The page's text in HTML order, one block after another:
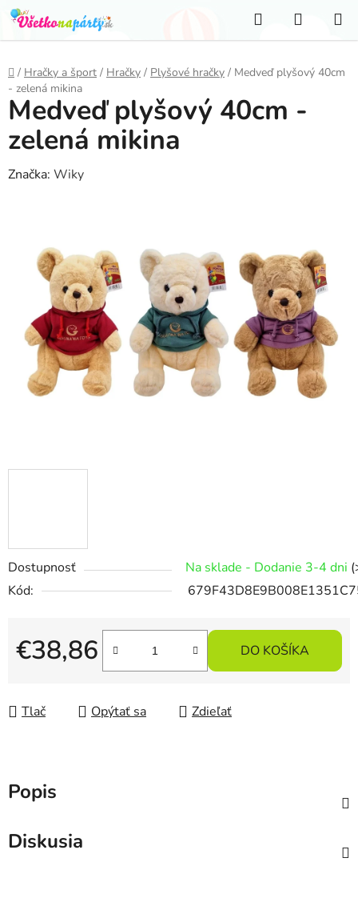
Prejsť
na
obsah
Hľadať
KOŠÍK
Domov
/ Hračky a šport / Hračky / Plyšové hračky / Medveď plyšový 40cm
- zelená mikina
Dostupnosť Na sklade - Dodanie 3-4 dni
Kód:
€38,86
Jednotková cena:
DO KOŠÍKA
Tlač Opýtať sa Zdieľať
Medveď plyšový 40cm -
zelená mikina
Značka: Wiky
Popis
Diskusia